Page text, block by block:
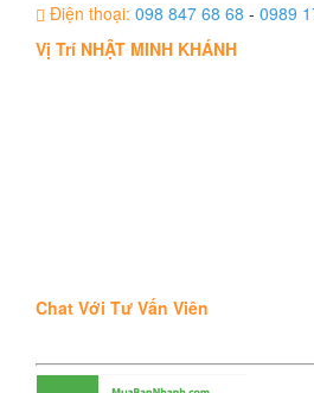
Điện thoại: 098 847 68 68 - 0989
Vị Trí NHẬT MINH KHÁNH
Chat Với Tư Vấn Viên